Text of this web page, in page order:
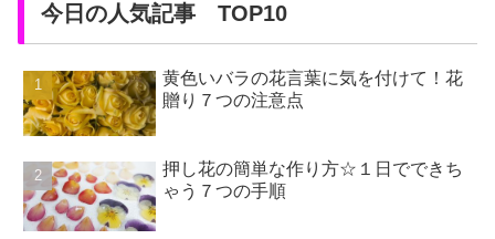
今日の人気記事 TOP10
黄色いバラの花言葉に気を付けて！花
贈り７つの注意点
押し花の簡単な作り方☆１日でできち
ゃう７つの手順